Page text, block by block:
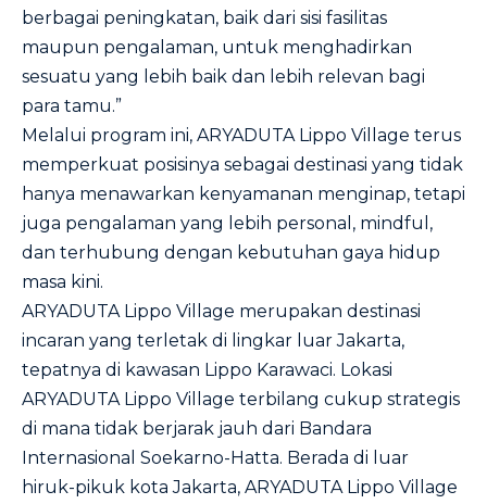
berbagai peningkatan, baik dari sisi fasilitas
maupun pengalaman, untuk menghadirkan
sesuatu yang lebih baik dan lebih relevan bagi
para tamu.”
Melalui program ini, ARYADUTA Lippo Village terus
memperkuat posisinya sebagai destinasi yang tidak
hanya menawarkan kenyamanan menginap, tetapi
juga pengalaman yang lebih personal, mindful,
dan terhubung dengan kebutuhan gaya hidup
masa kini.
ARYADUTA Lippo Village merupakan destinasi
incaran yang terletak di lingkar luar Jakarta,
tepatnya di kawasan Lippo Karawaci. Lokasi
ARYADUTA Lippo Village terbilang cukup strategis
di mana tidak berjarak jauh dari Bandara
Internasional Soekarno-Hatta. Berada di luar
hiruk-pikuk kota Jakarta, ARYADUTA Lippo Village